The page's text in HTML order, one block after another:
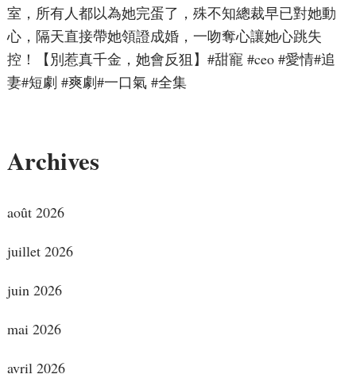
室，所有人都以為她完蛋了，殊不知總裁早已對她動
心，隔天直接帶她領證成婚，一吻奪心讓她心跳失
控！【別惹真千金，她會反狙】#甜寵 #ceo #愛情#追
妻#短劇 #爽劇#一口氣 #全集
Archives
août 2026
juillet 2026
juin 2026
mai 2026
avril 2026